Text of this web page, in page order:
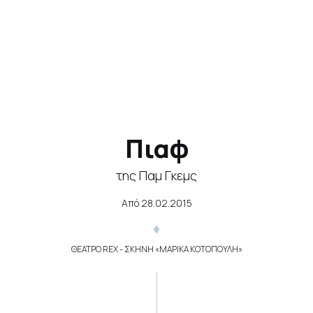
Πιαφ
της Παμ Γκεμς
Από 28.02.2015
ΘΕΑΤΡΟ REX - ΣΚΗΝΗ «ΜΑΡΙΚΑ ΚΟΤΟΠΟΥΛΗ»